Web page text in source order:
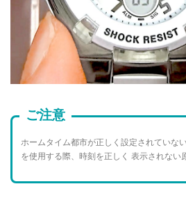
ご注意
ホームタイム都市が正しく設定されていな
を使用する際、時刻を正しく 表示されない